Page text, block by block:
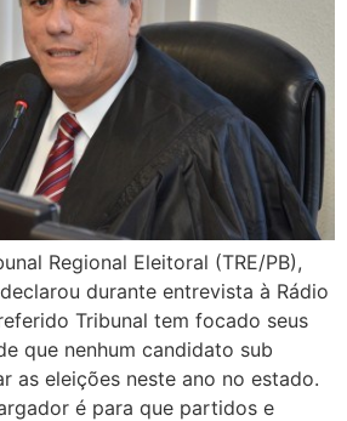
Regional Eleitoral (TRE/PB),
durante entrevista à Rádio
Tribunal tem focado seus
que nenhum candidato sub
as eleições neste ano no estado.
é para que partidos e